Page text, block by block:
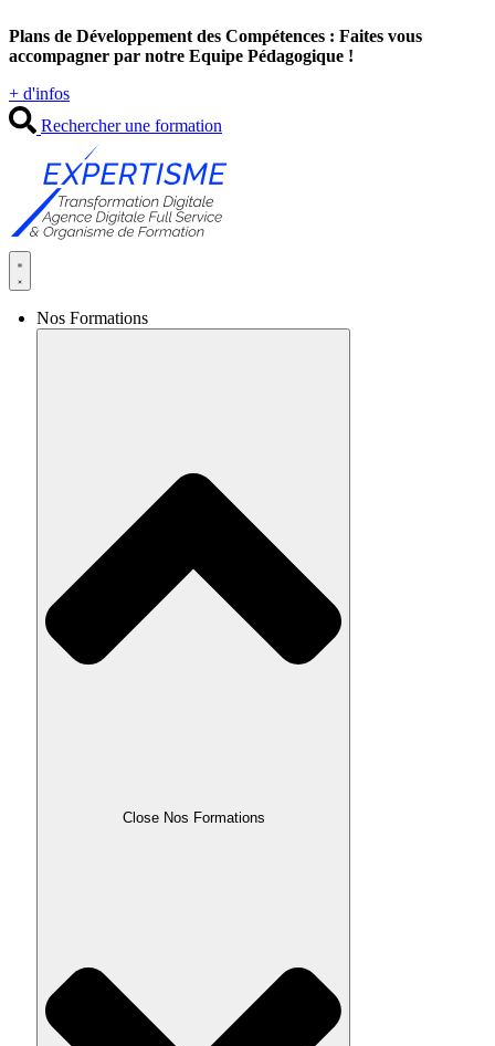
au
contenu
Plans de Développement des Compétences : Faites vous
accompagner par notre Equipe Pédagogique !
+ d'infos
Rechercher une formation
Nos Formations
Close Nos Formations